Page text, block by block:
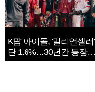
K팝 아이돌, '밀리언셀러'
단 1.6%…30년간 등장
1182개팀 전수조사